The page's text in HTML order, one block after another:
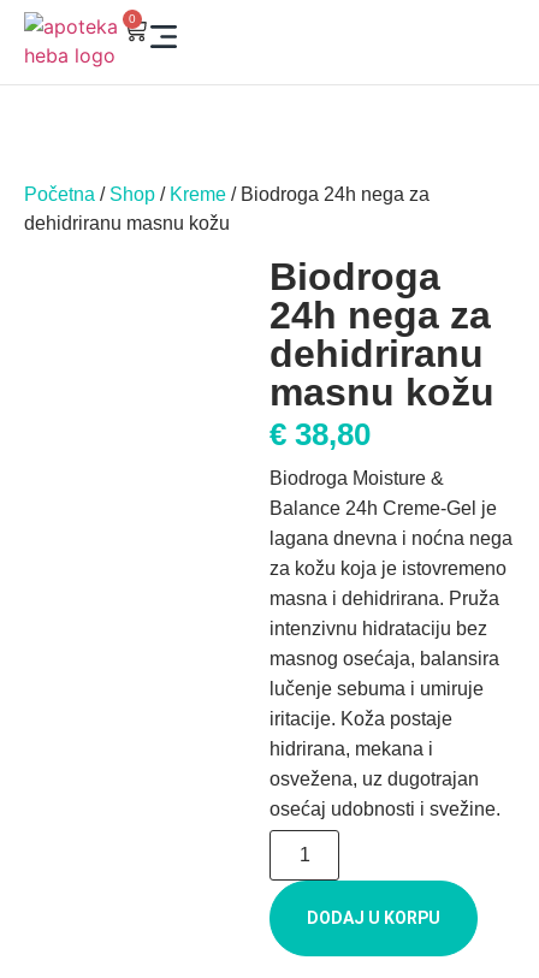
0
Početna / Shop / Kreme / Biodroga 24h nega za
dehidriranu masnu kožu
Biodroga
24h nega za
dehidriranu
masnu kožu
€ 38,80
Biodroga Moisture &
Balance 24h Creme-Gel je
lagana dnevna i noćna nega
za kožu koja je istovremeno
masna i dehidrirana. Pruža
intenzivnu hidrataciju bez
masnog osećaja, balansira
lučenje sebuma i umiruje
iritacije. Koža postaje
hidrirana, mekana i
osvežena, uz dugotrajan
osećaj udobnosti i svežine.
DODAJ U KORPU